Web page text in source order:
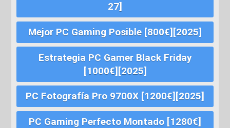
27]
Mejor PC Gaming Posible [800€][2025]
Estrategia PC Gamer Black Friday
[1000€][2025]
PC Fotografía Pro 9700X [1200€][2025]
PC Gaming Perfecto Montado [1280€]